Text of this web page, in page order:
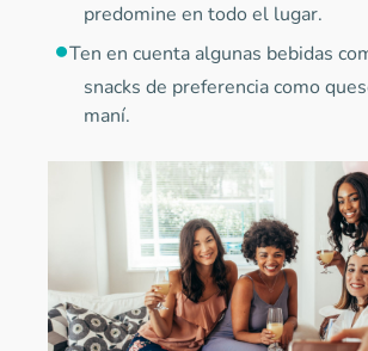
predomine en todo el lugar.
Ten en cuenta algunas bebidas
snacks de preferencia como
maní.